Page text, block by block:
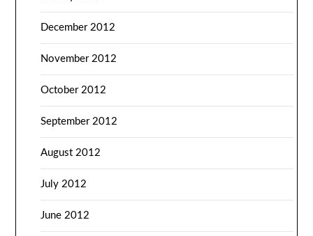
December 2012
November 2012
October 2012
September 2012
August 2012
July 2012
June 2012